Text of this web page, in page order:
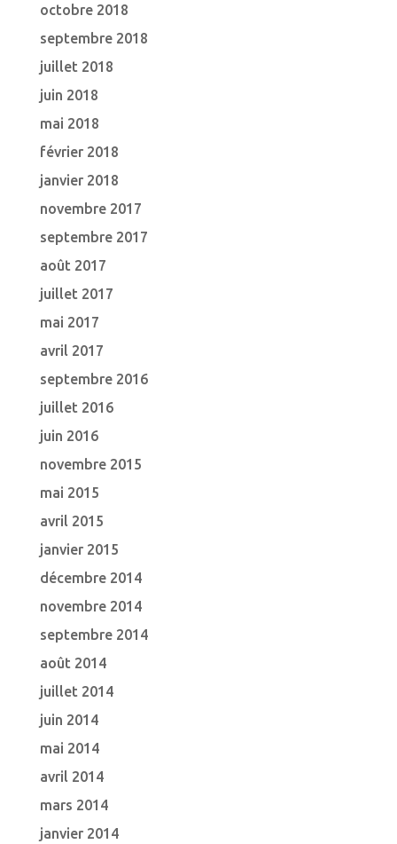
octobre 2018
septembre 2018
juillet 2018
juin 2018
mai 2018
février 2018
janvier 2018
novembre 2017
septembre 2017
août 2017
juillet 2017
mai 2017
avril 2017
septembre 2016
juillet 2016
juin 2016
novembre 2015
mai 2015
avril 2015
janvier 2015
décembre 2014
novembre 2014
septembre 2014
août 2014
juillet 2014
juin 2014
mai 2014
avril 2014
mars 2014
janvier 2014